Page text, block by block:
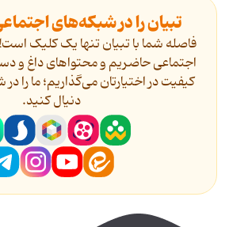
تبیان را در شبکه‌های
فاصله شما با تبیان تنها یک کلیک
اجتماعی حاضریم و محتواهای داغ و
کیفیت در اختیارتان می‌گذاریم؛ ما را
دنیال کنید.